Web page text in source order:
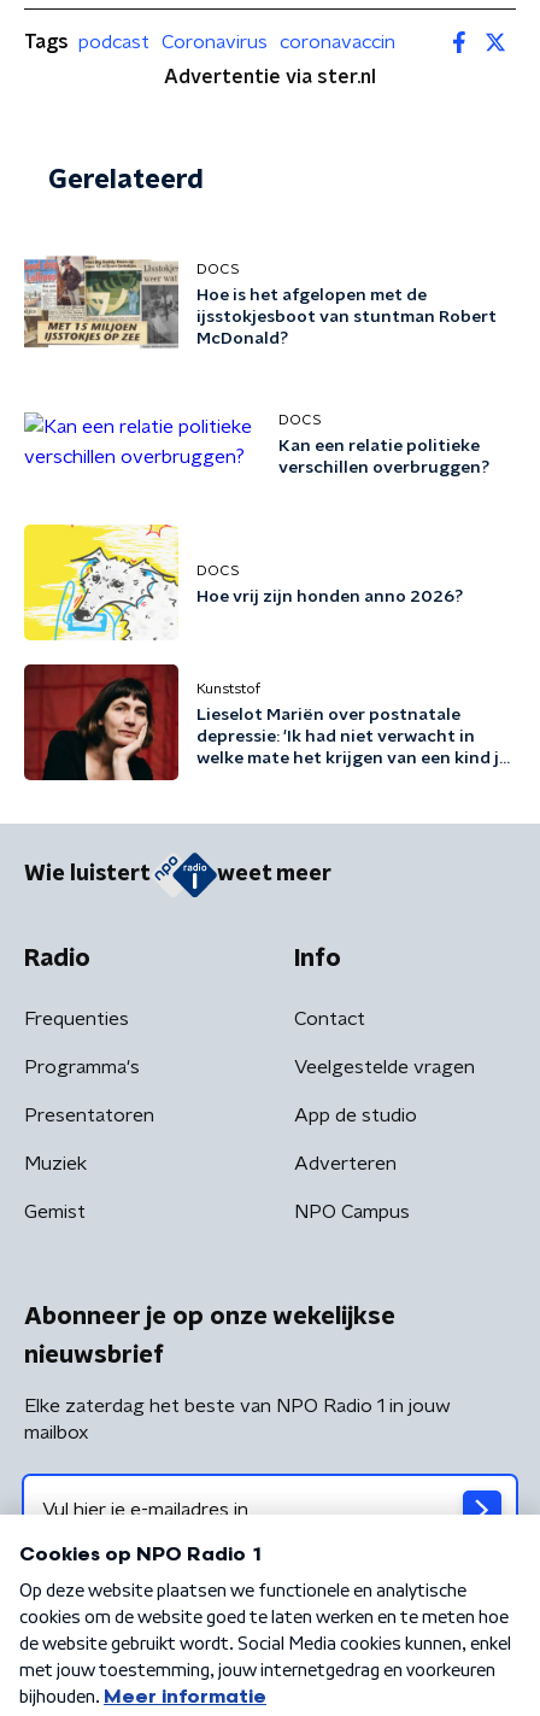
Tags podcast Coronavirus
coronavaccin
Advertentie via ster.nl
Gerelateerd
DOCS
Hoe is het afgelopen met de
ijsstokjesboot van stuntman Robert
McDonald?
DOCS
Kan een relatie politieke
verschillen overbruggen?
DOCS
Hoe vrij zijn honden anno 2026?
Kunststof
Lieselot Mariën over postnatale
depressie: 'Ik had niet verwacht in
welke mate het krijgen van een kind je
Wie luistert weet meer
Radio
Frequenties
Programma's
Presentatoren
Muziek
Gemist
Info
Contact
Veelgestelde vragen
App de studio
Adverteren
NPO Campus
Abonneer je op onze wekelijkse
nieuwsbrief
Elke zaterdag het beste van NPO Radio 1 in jouw
mailbox
Algemene voorwaarden